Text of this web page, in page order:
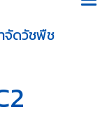
จัดวัชพืช